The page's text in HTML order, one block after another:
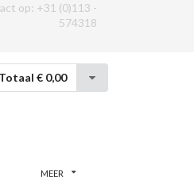
op: +31 (0)113 -
574318
Totaal € 0,00
MEER